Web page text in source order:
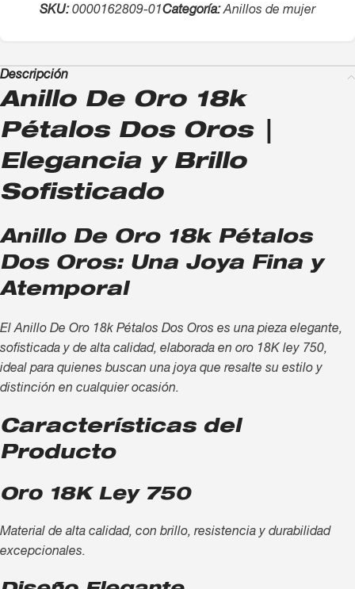
SKU:0000162809-01Categoría: Anillos de mujer
Descripción
Anillo De Oro 18k
Pétalos Dos Oros |
Elegancia y Brillo
Sofisticado
Anillo De Oro 18k Pétalos
Dos Oros: Una Joya Fina y
Atemporal
El Anillo De Oro 18k Pétalos Dos Oros es una pieza elegante,
sofisticada y de alta calidad, elaborada en oro 18K ley 750,
ideal para quienes buscan una joya que resalte su estilo y
distinción en cualquier ocasión.
Características del
Producto
Oro 18K Ley 750
Material de alta calidad, con brillo, resistencia y durabilidad
excepcionales.